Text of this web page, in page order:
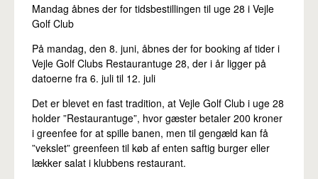
Mandag åbnes der for tidsbestillingen til uge 28 i Vejle
Golf Club
På mandag, den 8. juni, åbnes der for booking af tider i
Vejle Golf Clubs Restaurantuge 28, der i år ligger på
datoerne fra 6. juli til 12. juli
Det er blevet en fast tradition, at Vejle Golf Club i uge 28
holder ”Restaurantuge”, hvor gæster betaler 200 kroner
i greenfee for at spille banen, men til gengæld kan få
”vekslet” greenfeen til køb af enten saftig burger eller
lækker salat i klubbens restaurant.